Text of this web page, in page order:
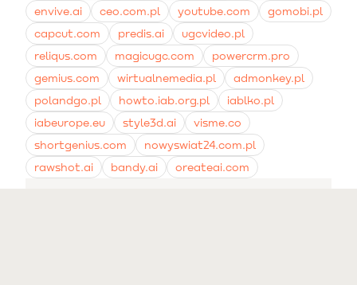
przejrzystości wobec konsumentów.
envive.ai
ceo.com.pl youtube.com
gomobi.pl
capcut.com
predis.ai
ugcvideo.pl
reliqus.com
magicugc.com
powercrm.pro
gemius.com
wirtualnemedia.pl
admonkey.pl
polandgo.pl
howto.iab.org.pl
iablko.pl
iabeurope.eu
style3d.ai
visme.co
shortgenius.com
nowyswiat24.com.pl
rawshot.ai
bandy.ai oreateai.com